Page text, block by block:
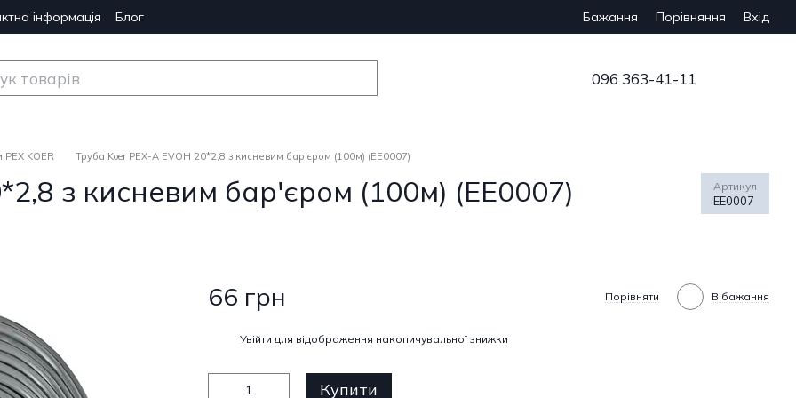
інформація Блог Бажання Порівняння Вхід
096 363-41-11
PEX KOER Труба Koer PEX-A EVOH 20*2,8 з кисневим бар'єром (100м) (EE0007)
з кисневим бар'єром (100м) (EE0007) Артикул
EE0007
66 грн Порівняти В бажання
Увійти для відображення накопичувальної знижки
Купити